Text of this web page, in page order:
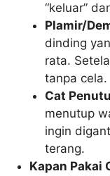
“keluar”
Plamir/
dinding
rata.
tanpa cela.
Cat
menutup
ingin
terang.
Kapan Pakai